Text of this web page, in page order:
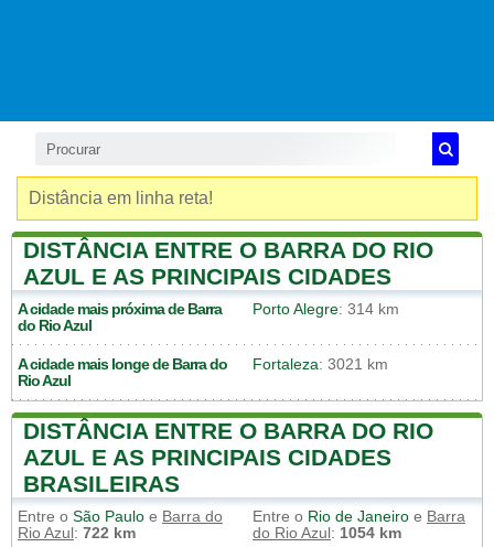
Distância em linha reta!
DISTÂNCIA ENTRE O BARRA DO RIO
AZUL E AS PRINCIPAIS CIDADES
A cidade mais próxima de Barra
do Rio Azul
Porto Alegre: 314 km
A cidade mais longe de Barra do
Rio Azul
Fortaleza: 3021 km
DISTÂNCIA ENTRE O BARRA DO RIO
AZUL E AS PRINCIPAIS CIDADES
BRASILEIRAS
Entre o São Paulo e Barra do
Rio Azul : 722 km
Entre o Rio de Janeiro e Barra
do Rio Azul : 1054 km